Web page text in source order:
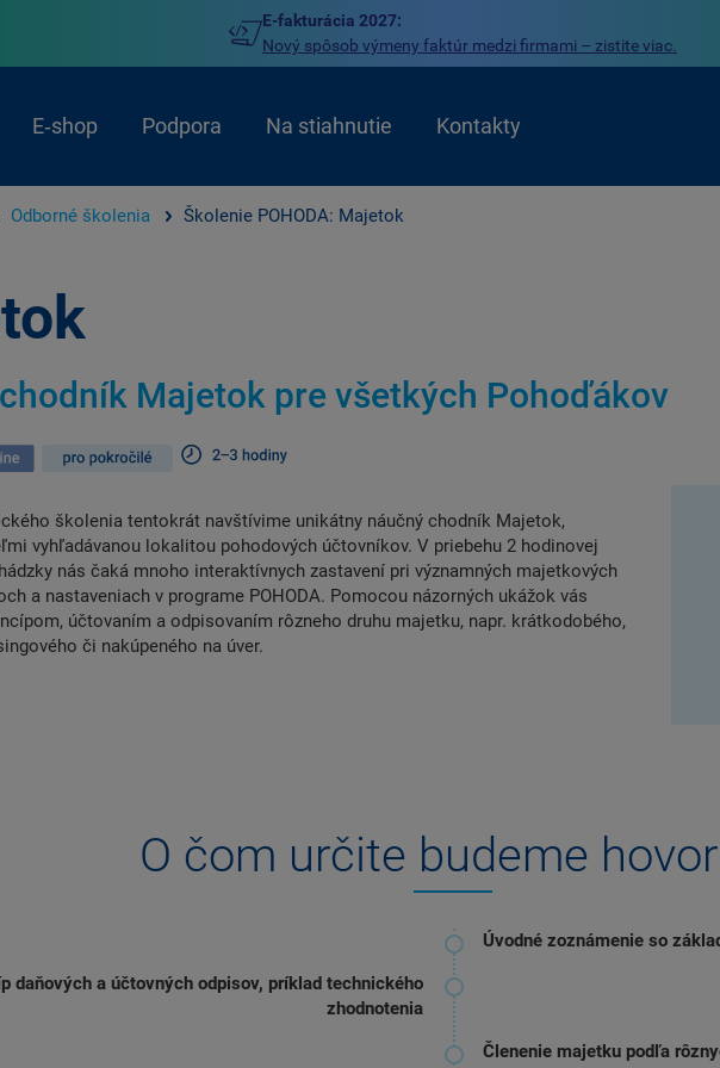
E-fakturácia 2027:
Nový spôsob výmeny faktúr medzi firmami – zistite viac.
E‑shop Podpora Na stiahnutie Kontakty
Odborné školenia Školenie POHODA: Majetok
Majetok pre všetkých Pohoďákov
školenia tentokrát navštívime unikátny náučný chodník Majetok,
vyhľadávanou lokalitou pohodových účtovníkov. V priebehu 2 hodinovej
nás čaká mnoho interaktívnych zastavení pri významných majetkových
a nastaveniach v programe POHODA. Pomocou názorných ukážok vás
účtovaním a odpisovaním rôzneho druhu majetku, napr. krátkodobého,
či nakúpeného na úver.
O čom určite budeme
Úvodné zoznámenie so
daňových a účtovných odpisov, príklad technického
zhodnotenia
Členenie majetku podľa